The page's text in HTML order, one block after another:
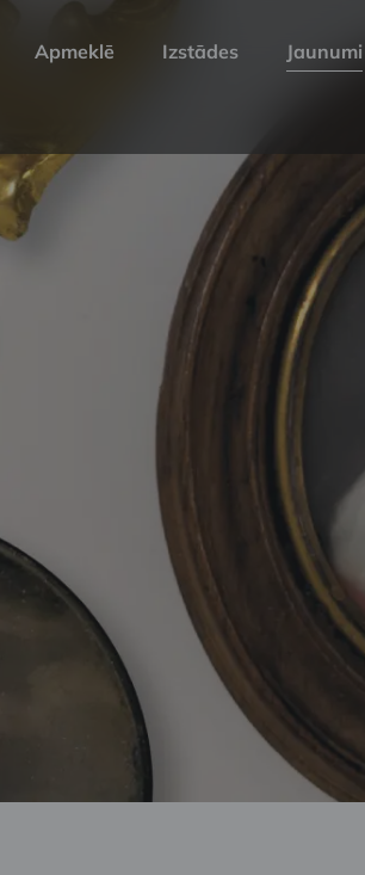
Apmeklē Izstādes Jaunumi